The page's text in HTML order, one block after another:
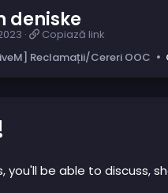
deniske
C
p
k
Copiază link
Reclamații/Cereri OOC
you'll be able to discuss,